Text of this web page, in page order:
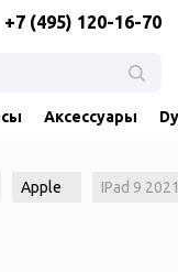
+7 (495) 120-16-70
Аксессуары
Apple IPad 9